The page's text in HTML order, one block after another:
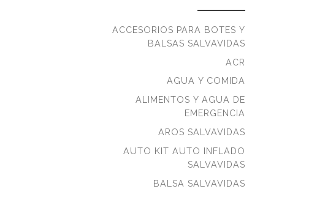
ACCESORIOS PARA BOTES Y
BALSAS SALVAVIDAS
ACR
AGUA Y COMIDA
ALIMENTOS Y AGUA DE
EMERGENCIA
AROS SALVAVIDAS
AUTO KIT AUTO INFLADO
SALVAVIDAS
BALSA SALVAVIDAS